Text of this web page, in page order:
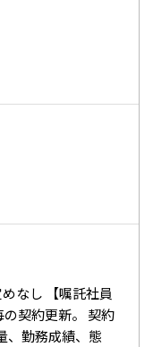
なし 【嘱託社員
契約更新。 契約
、勤務成績、態